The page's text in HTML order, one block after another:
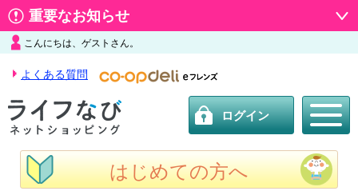
重要なお知らせ
こんにちは、ゲストさん。
よくある質問
ログイン
はじめての方へ